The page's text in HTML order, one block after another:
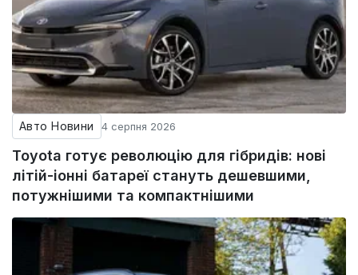
Авто Новини 4 серпня 2026
Toyota готує революцію для гібридів: нові
літій-іонні батареї стануть дешевшими,
потужнішими та компактнішими